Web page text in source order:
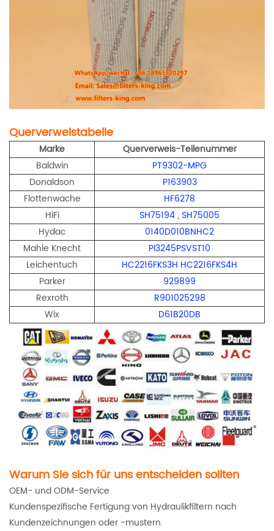
Querverweistabelle
Marke
Querverweis-Teilenummer
Baldwin
PT9302-MPG
Donaldson
P163903
Flottenwache
HF6278
HiFi
SH75194, SH75005
Hydac
0140D010BNHC2
Mahle Knecht
PI3245PSVST10
Leichentuch
HC2216FKS3H HC2216FKS4H
Parker
929899
Rexroth
R901025298
Wix
D61B20DB
Warum Sie sich für uns entscheiden sollten
OEM- und ODM-Service
Kundenspezifische Fertigung von Hydraulikfiltern nach
Kundenzeichnungen oder -mustern.